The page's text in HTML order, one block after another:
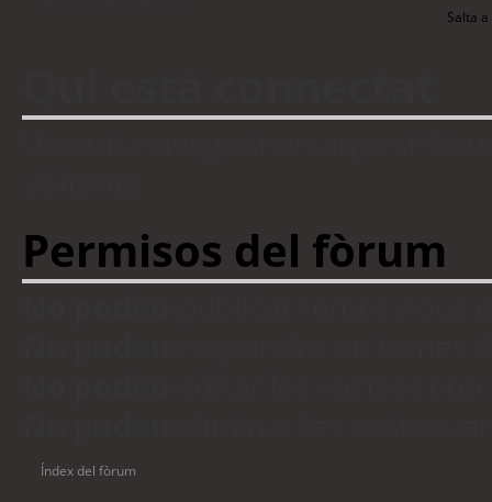
Salta a
Permisos del fòrum
Índex del fòrum